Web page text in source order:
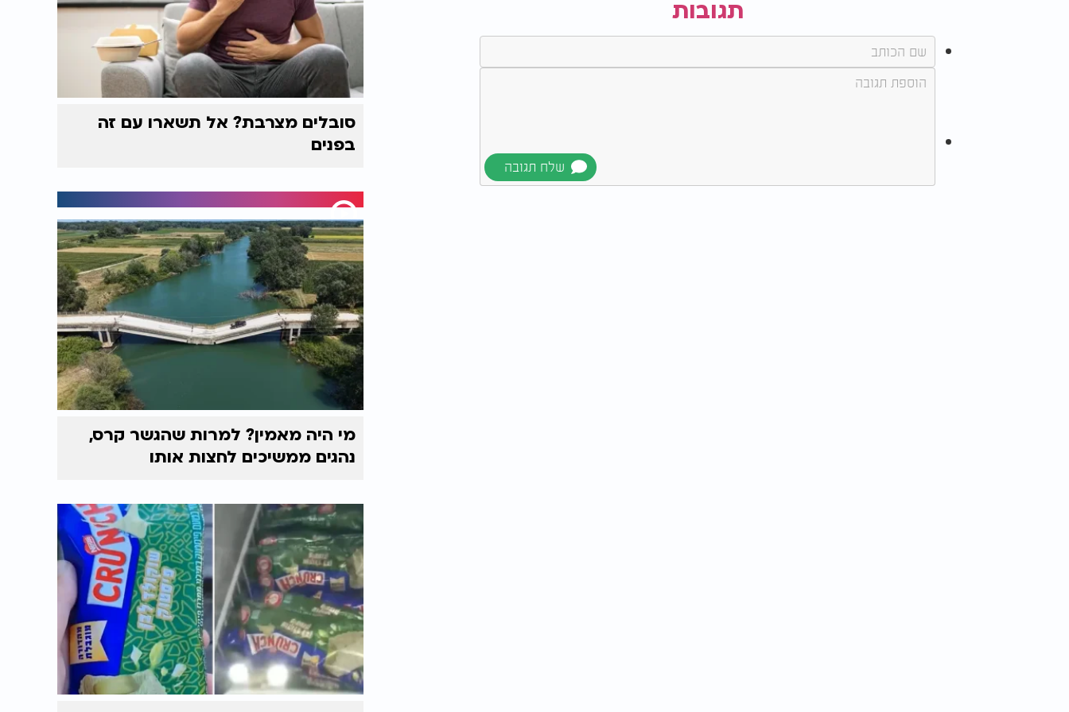
למרות מאות המקרים שעברו תחת ידיו, ד"ר נחמן מדגיש: "אין דבר כזה להתרגל. כל מקרה פוגש
אותי מחדש. כל שם, כל פנים, כל משפחה זה עולם ומלואו. ובתוך כל העשייה המדעית, אני זוכר
תגובות
סובלים מצרבת? אל תשארו עם זה
בפנים
מי היה מאמין? למרות שהגשר קרס,
נהגים ממשיכים לחצות אותו